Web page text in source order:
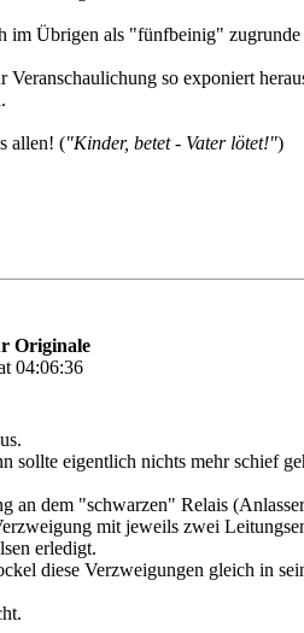
im Übrigen als "fünfbeinig"
Veranschaulichung so exponiert
allen! ("Kinder, betet - Vater lötet!")
Originale
04:06:36
sollte eigentlich nichts mehr schief
an dem "schwarzen" Relais
mit jeweils zwei
erledigt.
diese Verzweigungen gleich in